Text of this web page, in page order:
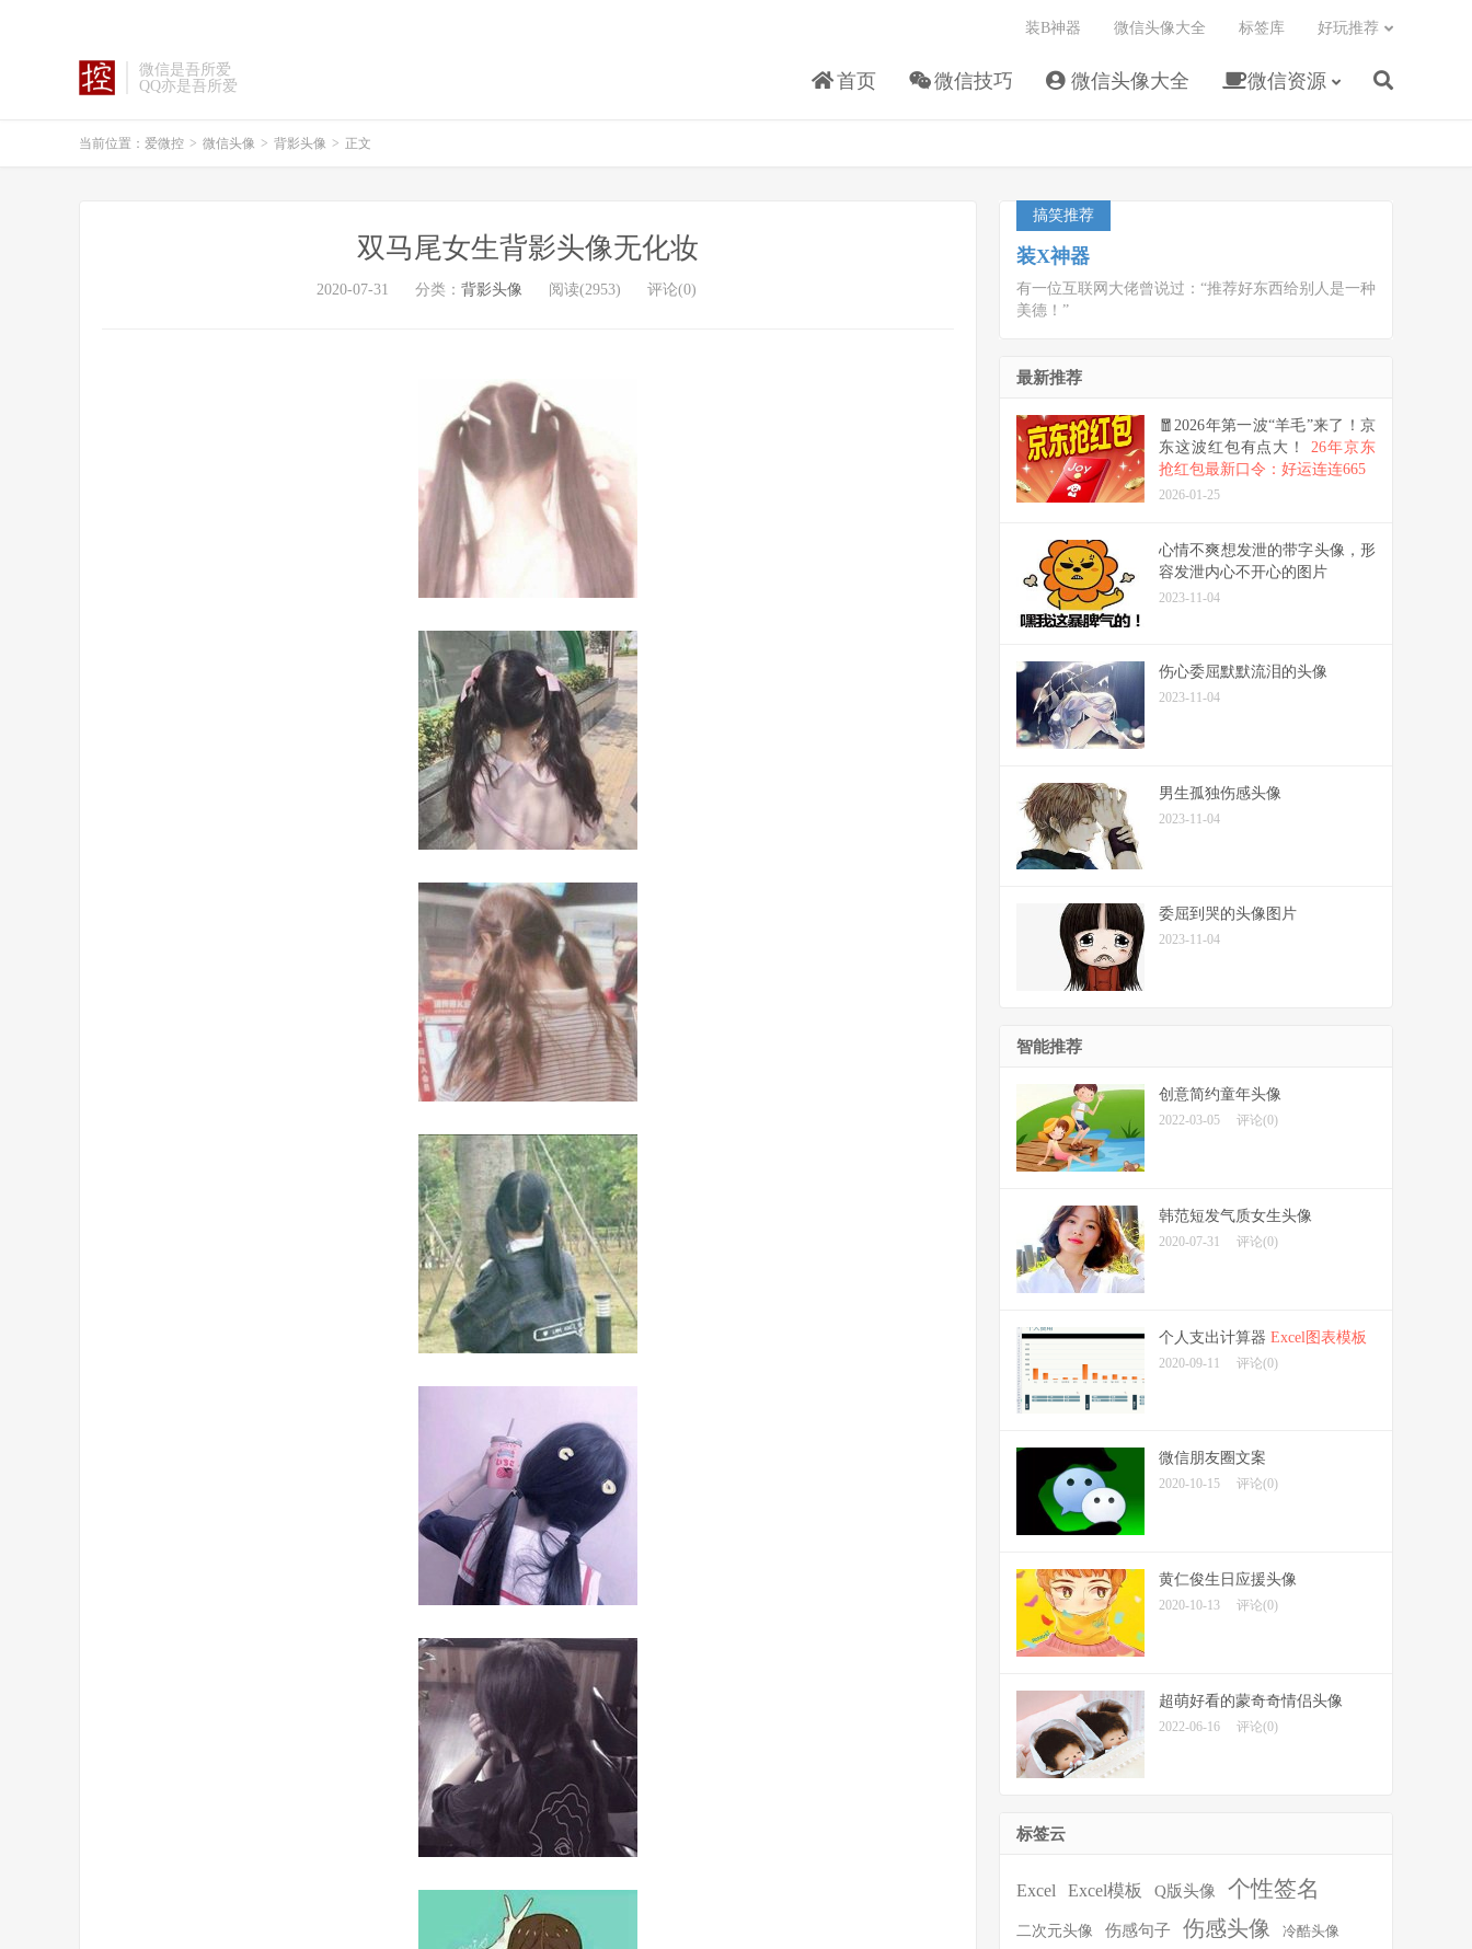
微信是吾所爱
QQ亦是吾所爱
首页 微信技巧 微信头像大全 微信资源
装B神器 微信头像大全 标签库 好玩推荐
当前位置： 爱微控 > 微信头像 > 背影头像 > 正文
双马尾女生背影头像无化妆
2020-07-31 分类： 背影头像 阅读(2953) 评论(0)
搞笑推荐
装X神器
有一位互联网大佬曾说过：“推荐好东西给别人是一种
美德！”
最新推荐
🧧2026年第一波“羊毛”来了！京
东这波红包有点大！ 26年京东
抢红包最新口令：好运连连665
2026-01-25
心情不爽想发泄的带字头像，形
容发泄内心不开心的图片
2023-11-04
伤心委屈默默流泪的头像
2023-11-04
男生孤独伤感头像
2023-11-04
委屈到哭的头像图片
2023-11-04
智能推荐
创意简约童年头像
2022-03-05 评论(0)
韩范短发气质女生头像
2020-07-31 评论(0)
个人支出计算器 Excel图表模板
2020-09-11 评论(0)
微信朋友圈文案
2020-10-15 评论(0)
黄仁俊生日应援头像
2020-10-13 评论(0)
超萌好看的蒙奇奇情侣头像
2022-06-16 评论(0)
标签云
Excel Excel模板 Q版头像 个性签名
二次元头像 伤感句子 伤感头像 冷酷头像